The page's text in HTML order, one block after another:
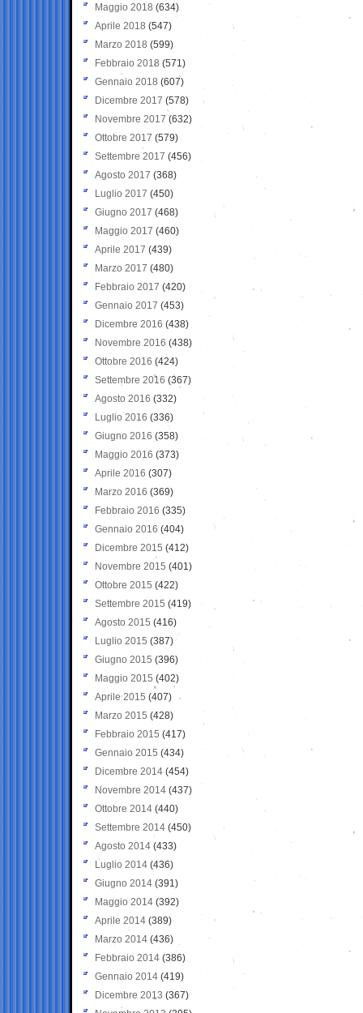
Maggio 2018 (634)
Aprile 2018 (547)
Marzo 2018 (599)
Febbraio 2018 (571)
Gennaio 2018 (607)
Dicembre 2017 (578)
Novembre 2017 (632)
Ottobre 2017 (579)
Settembre 2017 (456)
Agosto 2017 (368)
Luglio 2017 (450)
Giugno 2017 (468)
Maggio 2017 (460)
Aprile 2017 (439)
Marzo 2017 (480)
Febbraio 2017 (420)
Gennaio 2017 (453)
Dicembre 2016 (438)
Novembre 2016 (438)
Ottobre 2016 (424)
Settembre 2016 (367)
Agosto 2016 (332)
Luglio 2016 (336)
Giugno 2016 (358)
Maggio 2016 (373)
Aprile 2016 (307)
Marzo 2016 (369)
Febbraio 2016 (335)
Gennaio 2016 (404)
Dicembre 2015 (412)
Novembre 2015 (401)
Ottobre 2015 (422)
Settembre 2015 (419)
Agosto 2015 (416)
Luglio 2015 (387)
Giugno 2015 (396)
Maggio 2015 (402)
Aprile 2015 (407)
Marzo 2015 (428)
Febbraio 2015 (417)
Gennaio 2015 (434)
Dicembre 2014 (454)
Novembre 2014 (437)
Ottobre 2014 (440)
Settembre 2014 (450)
Agosto 2014 (433)
Luglio 2014 (436)
Giugno 2014 (391)
Maggio 2014 (392)
Aprile 2014 (389)
Marzo 2014 (436)
Febbraio 2014 (386)
Gennaio 2014 (419)
Dicembre 2013 (367)